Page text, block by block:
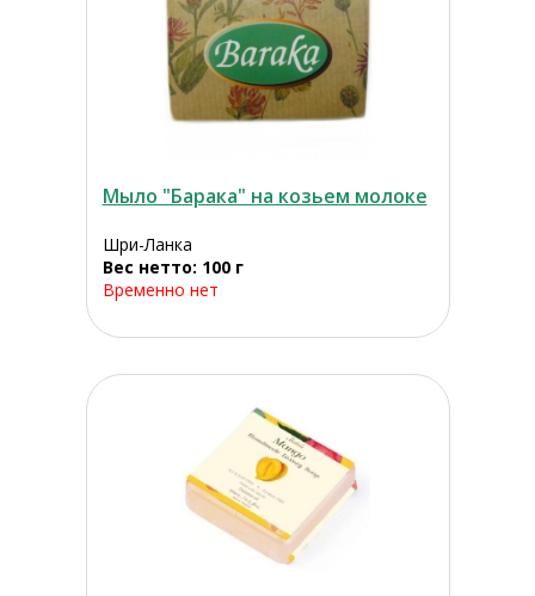
Мыло "Барака" на козьем молоке
Шри-Ланка
Вес нетто: 100 г
Временно нет